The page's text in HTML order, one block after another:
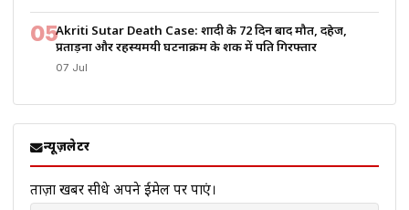
05Akriti Sutar Death Case: शादी के 72 दिन बाद मौत, दहेज,
प्रताड़ना और रहस्यमयी घटनाक्रम के शक में पति गिरफ्तार
07 Jul
न्यूज़लेटर
ताज़ा खबरें सीधे अपने ईमेल पर पाएं।